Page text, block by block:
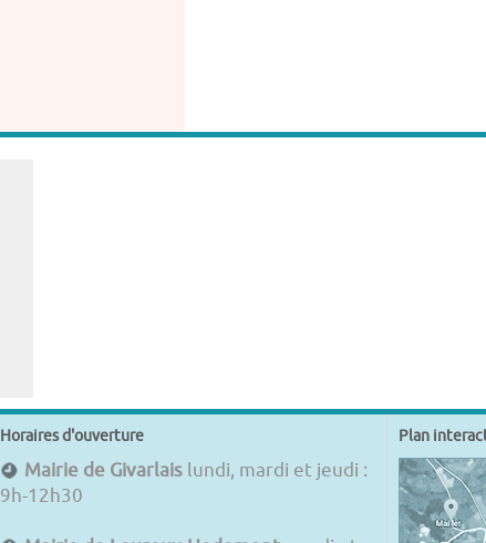
Horaires d'ouverture
Mairie de Givarlais lundi, mardi et jeudi :
9h-12h30
Plan